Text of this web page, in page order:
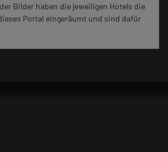
Bilder haben die jeweiligen Hotels die
Portal eingeräumt und sind dafür